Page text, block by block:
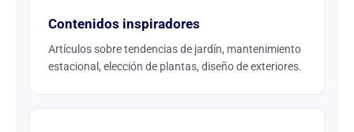
Contenidos inspiradores
Artículos sobre tendencias de jardín, mantenimiento
estacional, elección de plantas, diseño de exteriores.